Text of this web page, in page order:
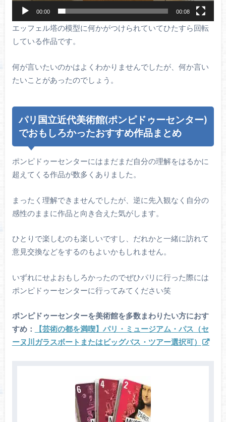
00:00 00:08
エッフェル塔の模型に何かがつけられていてひたすら回転
している作品です。
何が言いたいのかはよくわかりませんでしたが、何か言い
たいことがあったのでしょう。
パリ国立近代美術館(ポンピドゥーセンター)
でおもしろかったおすすめ作品まとめ
ポンピドゥーセンターにはまだまだ自分の理解をはるかに
超えてくる作品が数多くありました。
まったく理解できませんでしたが、逆に先入観なく自分の
感性のままに作品と向き合えた気がします。
ひとりで楽しむのも楽しいですし、だれかと一緒に訪れて
意見交換などをするのもよいかもしれません。
いずれにせよおもしろかったのでぜひパリに行った際には
ポンピドゥーセンターに行ってみてください笑
ポンピドゥーセンターを美術館を多数まわりたい方におす
すめ：
【芸術の都を満喫】パリ・ミュージアム・パス（セ
ーヌ川ガラスボートまたはビッグバス・ツアー選択可）